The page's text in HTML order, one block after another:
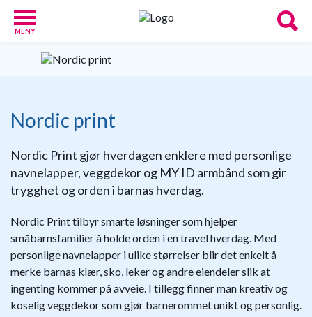
MENY
Nordic print
Nordic Print gjør hverdagen enklere med personlige
navnelapper, veggdekor og MY ID armbånd som gir
trygghet og orden i barnas hverdag.
Nordic Print tilbyr smarte løsninger som hjelper
småbarnsfamilier å holde orden i en travel hverdag. Med
personlige navnelapper i ulike størrelser blir det enkelt å
merke barnas klær, sko, leker og andre eiendeler slik at
ingenting kommer på avveie. I tillegg finner man kreativ og
koselig veggdekor som gjør barnerommet unikt og personlig.
Babypakker
barn
10
42
Tilbud
86
11
Nettbutikker
18
Personlige
gaver
9
Gavetips